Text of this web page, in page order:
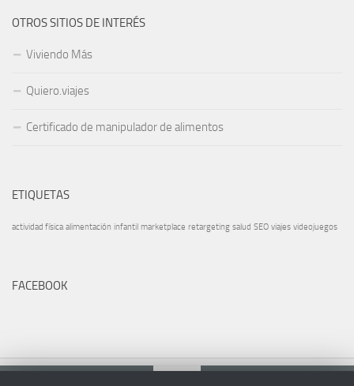
OTROS SITIOS DE INTERÉS
Viviendo Más
Quiero.viajes
Certificado de manipulador de alimentos
ETIQUETAS
actividad física alimentación infantil marketplace retargeting salud SEO viajes videojuegos
FACEBOOK